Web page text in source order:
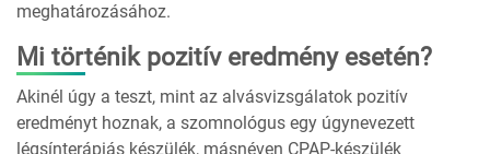
meghatározásához.
Mi történik pozitív eredmény esetén?
Akinél úgy a teszt, mint az alvásvizsgálatok pozitív
eredményt hoznak, a szomnológus egy úgynevezett
légsínterápiás készülék, másnéven CPAP-készülék